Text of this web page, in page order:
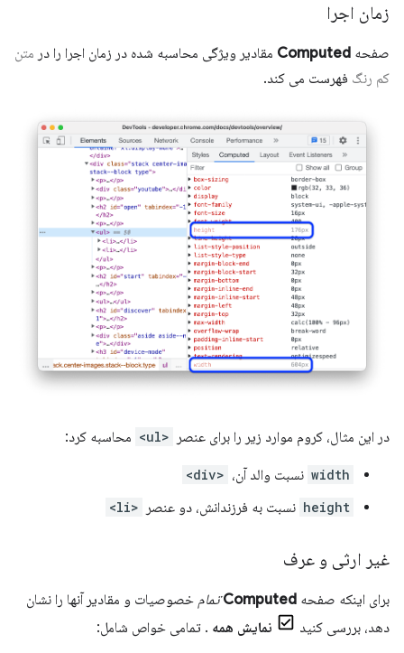
زمان اجرا
صفحه Computed مقادیر ویژگی محاسبه شده در زمان اجرا را در متن
کم رنگ فهرست می کند.
در این مثال، کروم موارد زیر را برای عنصر <ul> محاسبه کرد:
width نسبت والد آن، <div>
height نسبت به فرزندانش، دو عنصر <li>
غیر ارثی و عرف
برای اینکه صفحه Computed تمام خصوصیات و مقادیر آنها را نشان
دهد، بررسی کنید
نمایش همه . تمامی خواص شامل: